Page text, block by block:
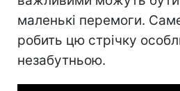
маленькі перемоги.
робить цю стрічку
незабутньою.